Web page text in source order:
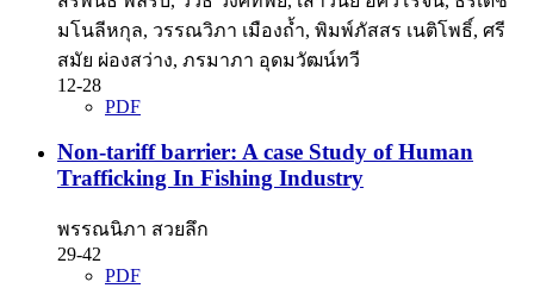
มโนลีหกุล, วรรณวิภา เมืองถ้ำ, พิมพ์ภัสสร เนติโพธิ์, ศรี
สมัย ผ่องสว่าง, ภรมาภา อุดมวัฒน์ทวี
12-28
PDF
Non-tariff barrier: A case Study of Human
Trafficking In Fishing Industry
พรรณนิภา สวยลึก
29-42
PDF